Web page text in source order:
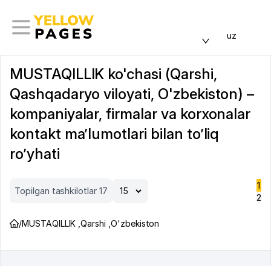
uz
MUSTAQILLIK ko'chasi (Qarshi,
Qashqadaryo viloyati, O'zbekiston) –
kompaniyalar, firmalar va korxonalar
kontakt ma’lumotlari bilan to’liq
ro’yhati
Topilgan tashkilotlar 17
1
2
/MUSTAQILLIK ,Qarshi O'zbekiston